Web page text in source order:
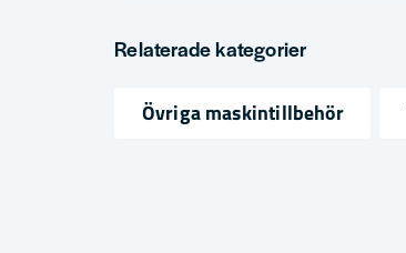
Fråga oss något om denna produkten...
Relaterade kategorier
Övriga maskintillbehör